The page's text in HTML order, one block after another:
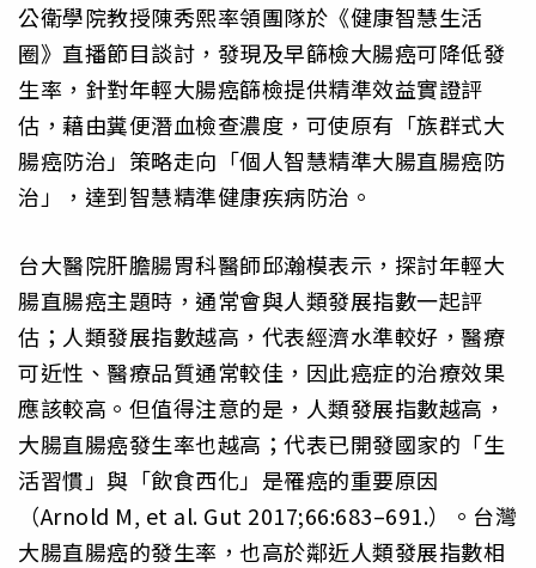
公衛學院教授陳秀熙率領團隊於《健康智慧生活
圈》直播節目談討，發現及早篩檢大腸癌可降低發
生率，針對年輕大腸癌篩檢提供精準效益實證評
估，藉由糞便潛血檢查濃度，可使原有「族群式大
腸癌防治」策略走向「個人智慧精準大腸直腸癌防
治」，達到智慧精準健康疾病防治。
台大醫院肝膽腸胃科醫師邱瀚模表示，探討年輕大
腸直腸癌主題時，通常會與人類發展指數一起評
估；人類發展指數越高，代表經濟水準較好，醫療
可近性、醫療品質通常較佳，因此癌症的治療效果
應該較高。但值得注意的是，人類發展指數越高，
大腸直腸癌發生率也越高；代表已開發國家的「生
活習慣」與「飲食西化」是罹癌的重要原因
（Arnold M, et al. Gut 2017;66:683–691.）。台灣
大腸直腸癌的發生率，也高於鄰近人類發展指數相